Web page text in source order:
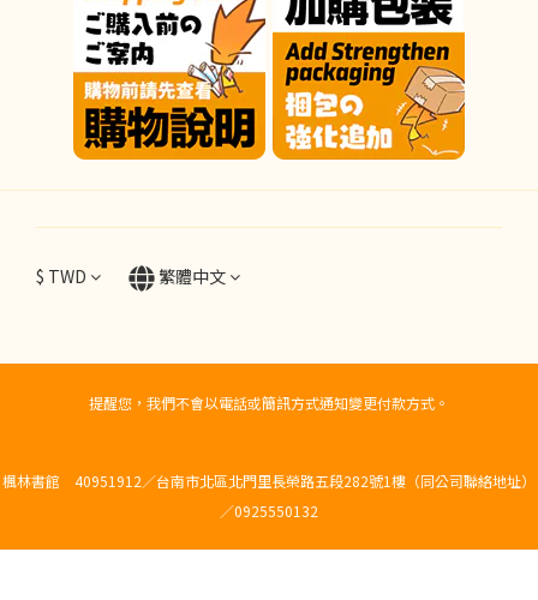
$ TWD 繁體中文
提醒您，我們不會以電話或簡訊方式通知變更付款方式。
楓林書館 40951912／台南市北區北門里長榮路五段282號1樓（同公司聯絡地址）
／0925550132